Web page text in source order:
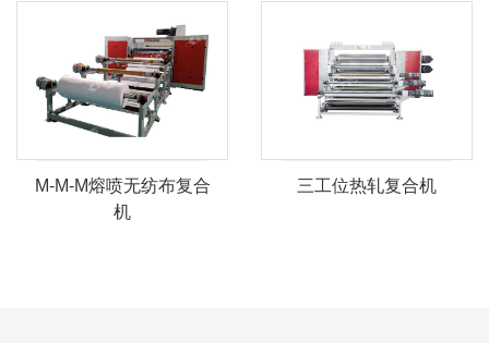
M-M-M熔喷无纺布复合
机
三工位热轧复合机